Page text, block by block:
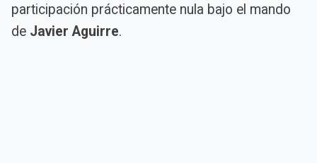
participación prácticamente nula bajo el mando
de Javier Aguirre.